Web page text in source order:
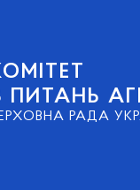
ПИТАНЬ
РАДА